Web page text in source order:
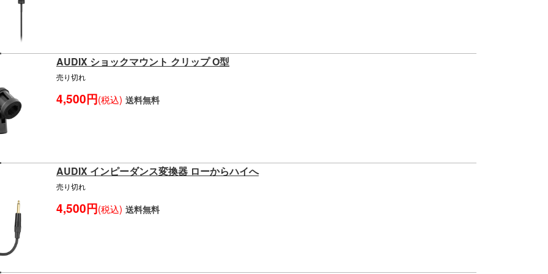
AUDIX ショックマウント クリップ O型
売り切れ
4,500円(税込) 送料無料
AUDIX インピーダンス変換器 ローからハイへ
売り切れ
4,500円(税込) 送料無料